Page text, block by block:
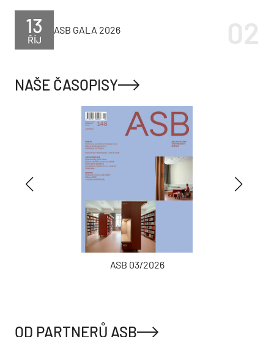
ŘÍJ
13 ASB GALA 2026
NAŠE ČASOPISY
ASB 03/2026
OD PARTNERŮ ASB